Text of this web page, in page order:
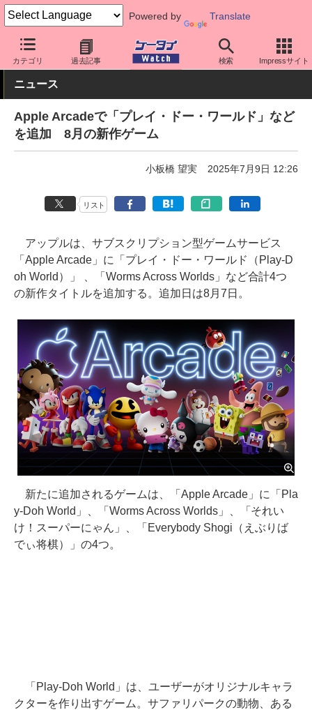
Powered by Translate
カテゴリ 過去記事 検索 Impressサイト
ケータイ Watch OS iPhone (iOS) アプリ・サービス
ニュース
Apple Arcadeで「プレイ・ドー・ワールド」など
を追加 8月の新作ゲーム
小板橋 望実 2025年7月9日 12:26
リスト
アップルは、サブスクリプション型ゲームサービス
「Apple Arcade」に「プレイ・ドー・ワールド（Play-D
oh World）」 、「Worms Across Worlds」など合計4つ
の新作タイトルを追加する。追加日は8月7日。
新たに追加されるゲームは、「Apple Arcade」に「Pla
y-Doh World」、「Worms Across Worlds」、「それい
け！スーパーにゃん」、「Everybody Shogi（えぶりば
でぃ将棋）」の4つ。
「Play-Doh World」は、ユーザーがオリジナルキャラ
クターを作り出すゲーム。サファリパークの動物、ある